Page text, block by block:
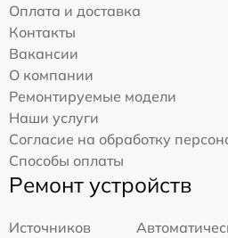
Оплата и доставка
Контакты
Вакансии
О компании
Ремонтируемые модели
Наши услуги
Согласие на обработку
Способы оплаты
Ремонт устройств
Источников